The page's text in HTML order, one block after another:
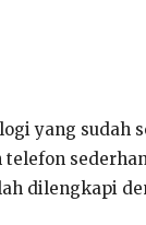
yang sudah
dilengkapi